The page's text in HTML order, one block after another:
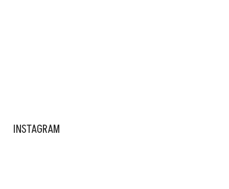
INSTAGRAM